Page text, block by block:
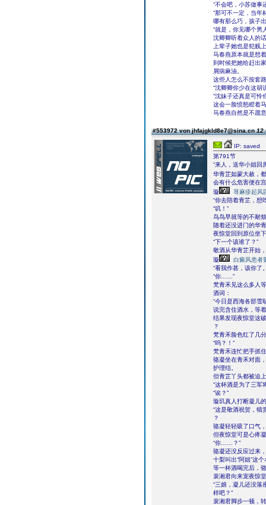
“不会吧，小苏做事
“那可不一定，当年
哪有那么巧，孩子
“就是，你见哪个男
沈卿卿听着众人的
上辈子她也是犯贱
马春燕原本就是想
到时候把她给赶出
屑病麻油。
这些人怎么不按套
“沈卿卿你少在这胡
“沈妹子还真是可怜
这会一脸愤怒瞪着
马春燕自然是不愿
#553972 von jhfajgkld8e7@sina.cn
IP: saved
第791节
“来人，送华小姐回
华青芷如蒙大赦，
会有什么危害便在
璇
荨麻疹起风
“你去陪着青芷，想
“叽！”
鸟鸟早就等的不耐
随着还没进门的华
夜惊堂回到原位坐
“下一个该谁了？”
敬酒从华青芷开始
璇
白癜风患者
“看我作甚，该你了
“你……”
梵青禾见这么多人
酒词：
“今日是西海各部雪
说完含住酒水，等
结果发现夜惊堂这
？
梵青禾脸色红了几
“呜？！”
梵青禾连忙把手抓
骆凝坐在青禾对面
护理结。
但青芷丫头都被迫
“这杯酒是为了三
“诶？”
璇玑真人打断凝儿
“这是敬酒祝贺，犒
？
骆凝轻轻吸了口气
但夜惊堂可是心疼
“你……？”
骆凝还没反应过来
十梨叫出“阿姐”这
等一杯酒喝完后，
裴湘君向来宠夜惊
“三娘，凝儿还没落
样吧？”
裴湘君脚步一顿，